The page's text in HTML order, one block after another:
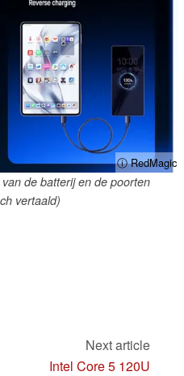
ⓘ RedMagic
de batterij en de poorten
vertaald)
Next article
Intel Core 5 120U